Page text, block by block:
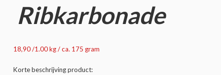
Ribkarbonade
18,90 /1.00 kg / ca. 175 gram
Korte beschrijving product: